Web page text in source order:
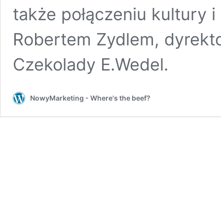
także połączeniu kultury
Robertem Zydlem,
Czekolady E.Wedel.
NowyMarketing - Where's the beef?